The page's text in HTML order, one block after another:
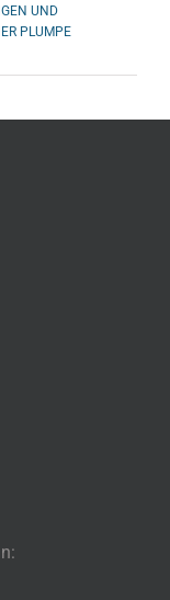
UND
PLUMPE